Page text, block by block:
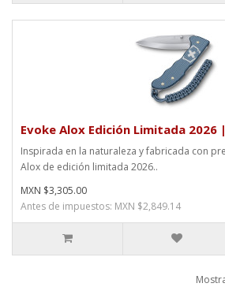
Evoke Alox Edición Limitada 2026
Inspirada en la naturaleza y fabricada con
Alox de edición limitada 2026..
MXN $3,305.00
Antes de impuestos: MXN $2,849.14